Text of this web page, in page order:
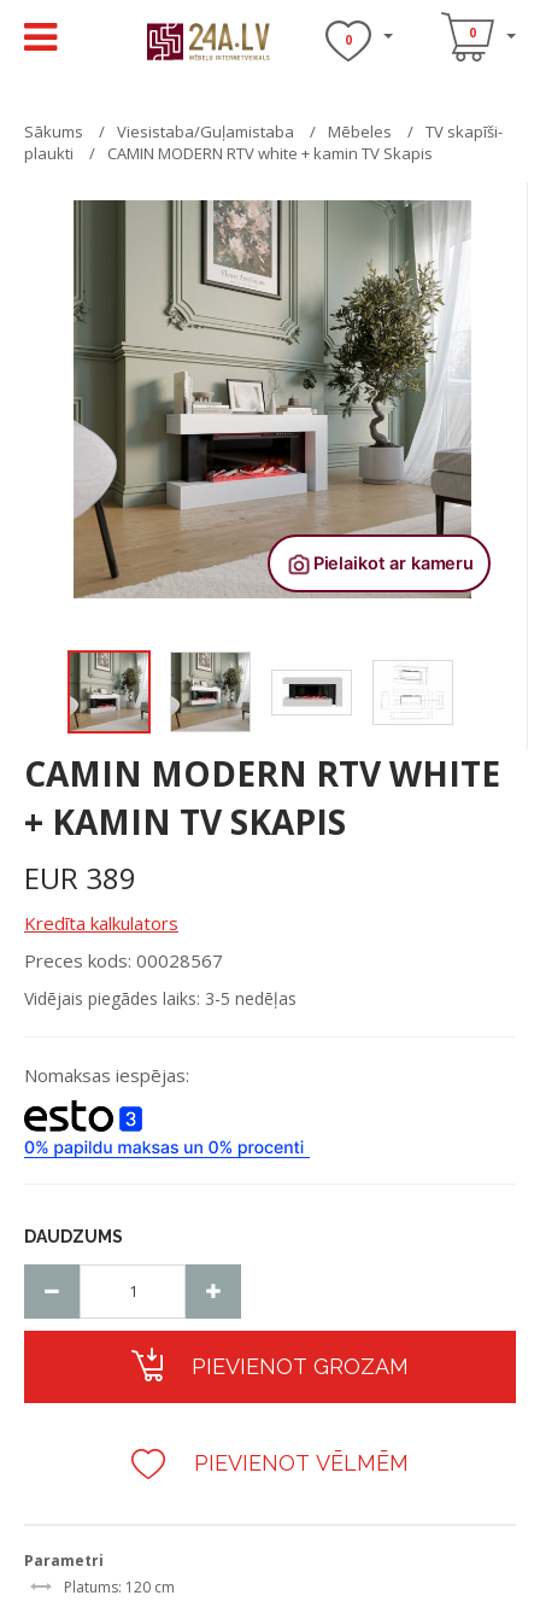
0 0
Sākums Viesistaba/Guļamistaba Mēbeles
TV skapīši-
plaukti
CAMIN MODERN RTV white + kamin TV Skapis
CAMIN MODERN RTV WHITE
+ KAMIN TV SKAPIS
EUR 389
Kredīta kalkulators
Preces kods: 00028567
Vidējais piegādes laiks: 3-5 nedēļas
Nomaksas iespējas:
DAUDZUMS
PIEVIENOT GROZAM
PIEVIENOT VĒLMĒM
Parametri
Platums: 120 cm